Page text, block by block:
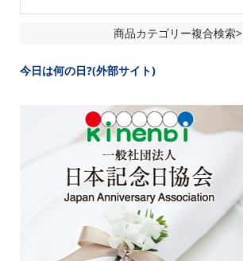
商品カテゴリー複合検索>
今日は何の日?(外部サイト)